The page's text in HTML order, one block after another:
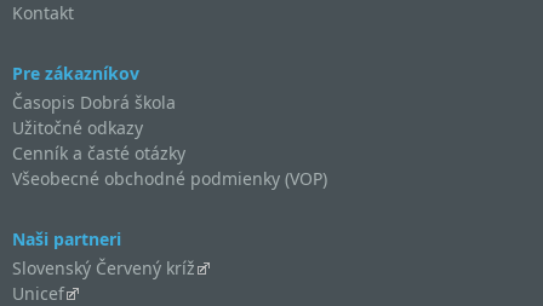
Kontakt
Pre zákazníkov
Časopis Dobrá škola
Užitočné odkazy
Cenník a časté otázky
Všeobecné obchodné podmienky (VOP)
Naši partneri
Slovenský Červený kríž
Unicef